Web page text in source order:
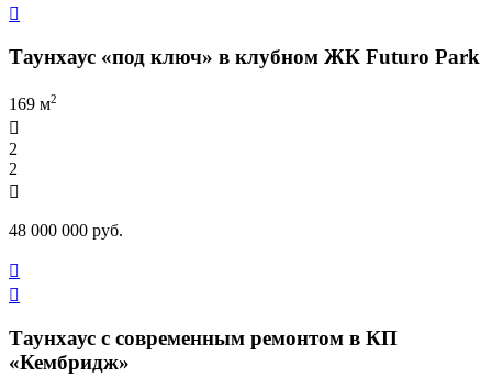

Таунхаус «под ключ» в клубном ЖК Futuro Park
169 м2

2
2

48 000 000 руб.


Таунхаус с современным ремонтом в КП
«Кембридж»